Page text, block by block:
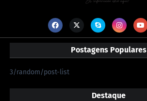
Postagens Populares
3/random/post-list
Destaque